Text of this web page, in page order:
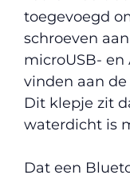
toegevoegd
schroeven
microUSB-
vinden aan
Dit klepje zit
waterdicht is
Dat een